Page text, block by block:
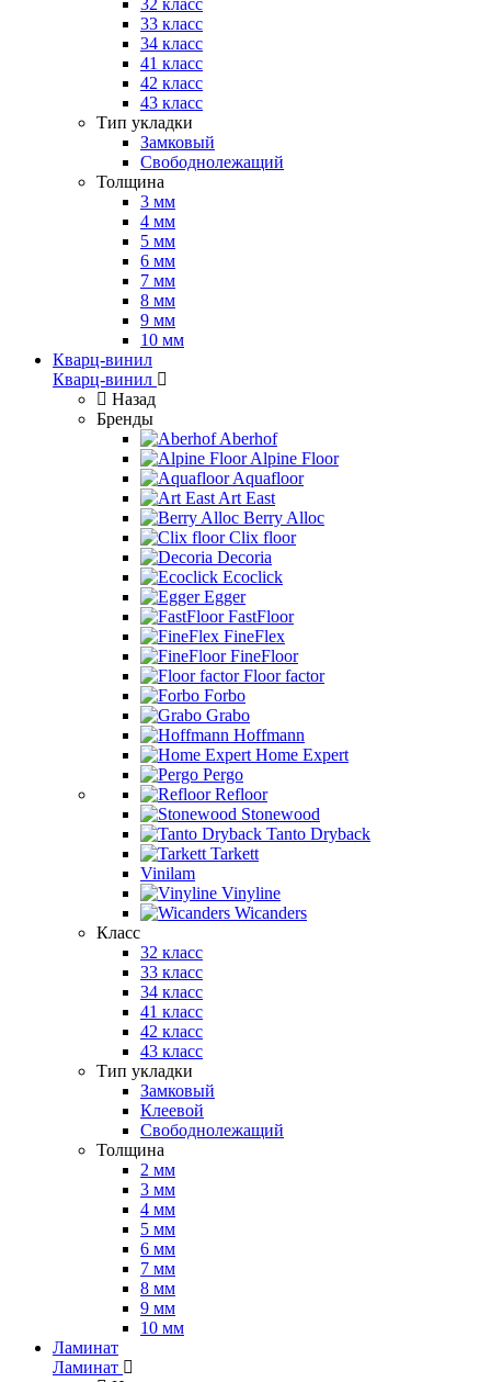
32 класс
33 класс
34 класс
41 класс
42 класс
43 класс
Тип укладки
Замковый
Свободнолежащий
Толщина
3 мм
4 мм
5 мм
6 мм
7 мм
8 мм
9 мм
10 мм
Кварц-винил
Кварц-винил
Назад
Бренды
Aberhof
Alpine Floor
Aquafloor
Art East
Berry Alloc
Clix floor
Decoria
Ecoclick
Egger
FastFloor
FineFlex
FineFloor
Floor factor
Forbo
Grabo
Hoffmann
Home Expert
Pergo
Refloor
Stonewood
Tanto Dryback
Tarkett
Vinilam
Vinyline
Wicanders
Класс
32 класс
33 класс
34 класс
41 класс
42 класс
43 класс
Тип укладки
Замковый
Клеевой
Свободнолежащий
Толщина
2 мм
3 мм
4 мм
5 мм
6 мм
7 мм
8 мм
9 мм
10 мм
Ламинат
Ламинат